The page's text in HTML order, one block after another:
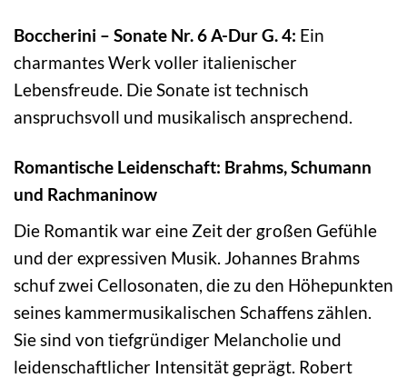
Boccherini – Sonate Nr. 6 A-Dur G. 4: Ein
charmantes Werk voller italienischer
Lebensfreude. Die Sonate ist technisch
anspruchsvoll und musikalisch ansprechend.
Romantische Leidenschaft: Brahms, Schumann
und Rachmaninow
Die Romantik war eine Zeit der großen Gefühle
und der expressiven Musik. Johannes Brahms
schuf zwei Cellosonaten, die zu den Höhepunkten
seines kammermusikalischen Schaffens zählen.
Sie sind von tiefgründiger Melancholie und
leidenschaftlicher Intensität geprägt. Robert